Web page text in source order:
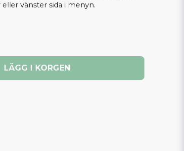
vänster sida i menyn.
LÄGG I KORGEN